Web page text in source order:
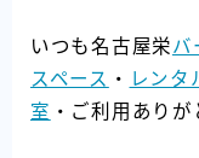
お問い合わせ
いつも名古屋栄バ
スペース ・ レンタ
室 ・ご利用ありが